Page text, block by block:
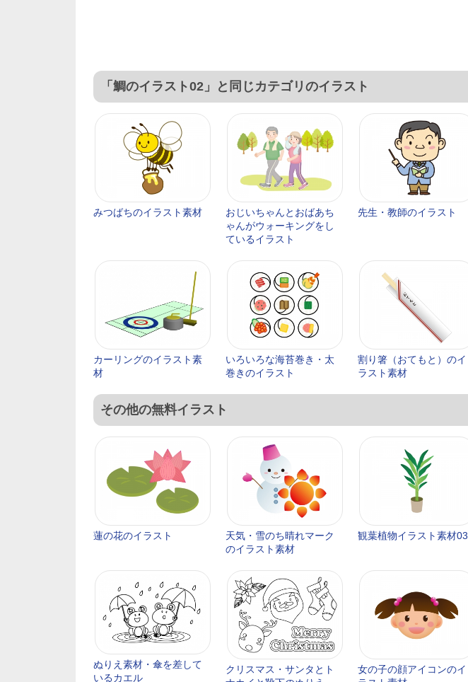
「鯛のイラスト02」と同じカテゴリのイラスト
みつばちのイラスト素材
おじいちゃんとおばあち
ゃんがウォーキングをし
ているイラスト
先生・教師のイラスト
カーリングのイラスト素
材
いろいろな海苔巻き・太
巻きのイラスト
割り箸（おてもと）のイ
ラスト素材
その他の無料イラスト
蓮の花のイラスト
天気・雪のち晴れマーク
のイラスト素材
観葉植物イラスト素材03
ぬりえ素材・傘を差して
いるカエル
クリスマス・サンタとト
女の子の顔アイコンのイ